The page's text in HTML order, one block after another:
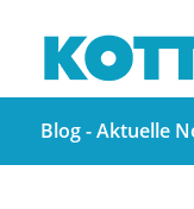
Blog - Aktuelle